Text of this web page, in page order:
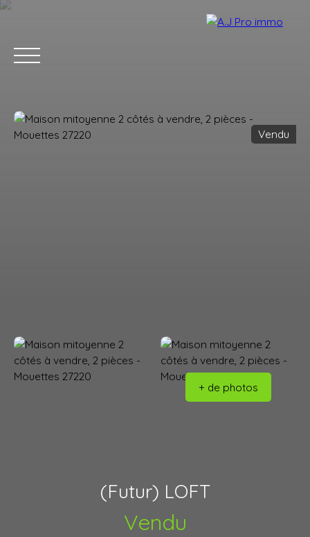
Vendu
+ de photos
(Futur) LOFT
Vendu